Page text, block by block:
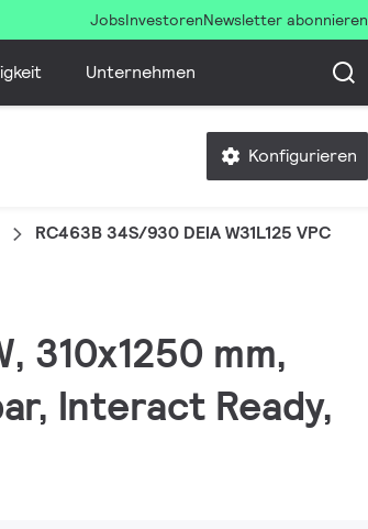
JobsInvestorenNewsletter abonnieren
Unternehmen
Konfigurieren
RC463B 34S/930 DEIA W31L125 VPC
310x1250 mm,
Interact Ready,